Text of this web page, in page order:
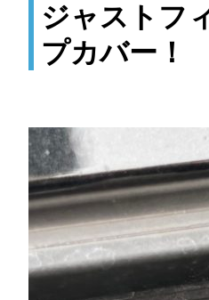
ジャストフ
プカバー！